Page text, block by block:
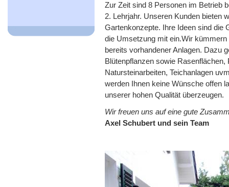
Zur Zeit sind 8 Personen im Betrieb
2. Lehrjahr. Unseren Kunden bieten
Gartenkonzepte. Ihre Ideen sind die
die Umsetzung mit ein.Wir
bereits vorhandener Anlagen. Dazu
Blütenpflanzen sowie
Natursteinarbeiten, Teichanlagen
werden Ihnen keine Wünsche offen
unserer hohen Qualität überzeugen.
Wir freuen uns auf eine gute
Axel Schubert und sein Team